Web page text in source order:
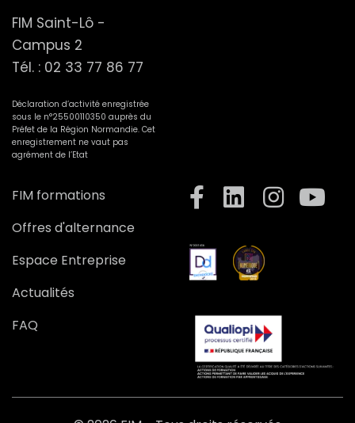
FIM Saint-Lô -
Campus 2
Tél. : 02 33 77 86 77
Déclaration d’activité enregistrée
sous le n°25500110350 auprès du
Préfet de la Région Normandie. Cet
enregistrement ne vaut pas
agrément de l’Etat
FIM formations
Offres d'alternance
Espace Entreprise
Actualités
FAQ